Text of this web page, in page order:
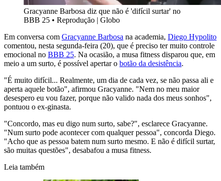
Gracyanne Barbosa diz que não é 'difícil surtar' no
BBB 25 • Reprodução | Globo
Em conversa com Gracyanne Barbosa na academia, Diego Hypolito
comentou, nesta segunda-feira (20), que é preciso ter muito controle
emocional no BBB 25. Na ocasião, a musa fitness disparou que, em
meio a um surto, é possível apertar o botão da desistência.
"É muito difícil... Realmente, um dia de cada vez, se não passa ali e
aperta aquele botão", afirmou Gracyanne. "Nem no meu maior
desespero eu vou fazer, porque não valido nada dos meus sonhos",
pontuou o ex-ginasta.
"Concordo, mas eu digo num surto, sabe?", esclarece Gracyanne.
"Num surto pode acontecer com qualquer pessoa", concorda Diego.
"Acho que as pessoa batem num surto mesmo. E não é difícil surtar,
são muitas questões", desabafou a musa fitness.
Leia também